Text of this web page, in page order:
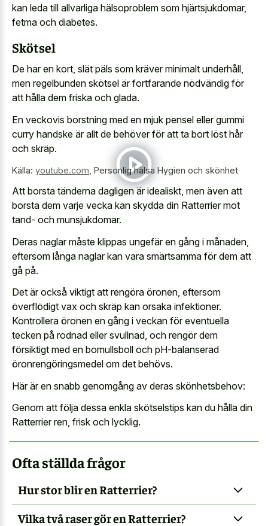
kan leda till allvarliga hälsoproblem som hjärtsjukdomar,
fetma och diabetes.
Skötsel
De har en kort, slät päls som kräver minimalt underhåll,
men regelbunden skötsel är fortfarande nödvändig för
att hålla dem friska och glada.
En veckovis borstning med en mjuk pensel eller gummi
curry handske är allt de behöver för att ta bort löst hår
och skräp.
Källa: youtube.com Personlig hälsa Hygien och skönhet
Att borsta tänderna dagligen är idealiskt, men även att
borsta dem varje vecka kan skydda din Ratterrier mot
tand- och munsjukdomar.
Deras naglar måste klippas ungefär en gång i månaden,
eftersom långa naglar kan vara smärtsamma för dem att
gå på.
Det är också viktigt att rengöra öronen, eftersom
överflödigt vax och skräp kan orsaka infektioner.
Kontrollera öronen en gång i veckan för eventuella
tecken på rodnad eller svullnad, och rengör dem
försiktigt med en bomullsboll och pH-balanserad
öronrengöringsmedel om det behövs.
Här är en snabb genomgång av deras skönhetsbehov:
Genom att följa dessa enkla skötselstips kan du hålla din
Ratterrier ren, frisk och lycklig.
Ofta ställda frågor
Hur stor blir en Ratterrier?
Vilka två raser gör en Ratterrier?